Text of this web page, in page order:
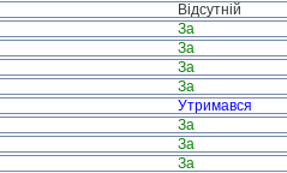
Відсутній
За
За
За
За
Утримався
За
За
За